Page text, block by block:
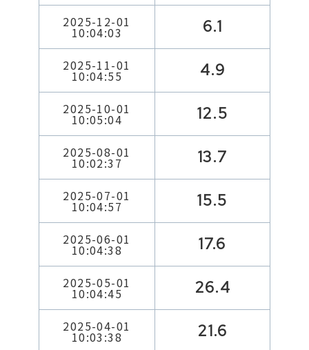
2025-12-01
10:04:03 6.1
2025-11-01
10:04:55 4.9
2025-10-01
10:05:04 12.5
2025-08-01
10:02:37 13.7
2025-07-01
10:04:57 15.5
2025-06-01
10:04:38 17.6
2025-05-01
10:04:45 26.4
2025-04-01
10:03:38 21.6